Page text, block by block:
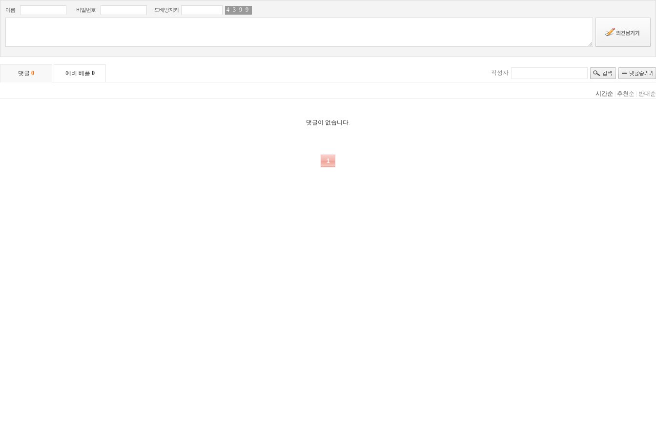
이름 비밀번호 도배방지키 4 3 9 9
댓글 0 예비 베플 0 작성자
시간순 추천순 반대순
댓글이 없습니다.
1